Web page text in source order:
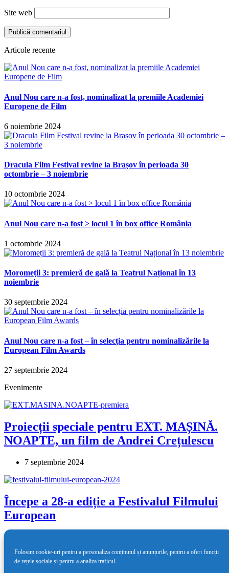
Site web
Articole recente
Anul Nou care n-a fost, nominalizat la premiile Academiei
Europene de Film
6 noiembrie 2024
Dracula Film Festival revine la Brașov în perioada 30
octombrie – 3 noiembrie
10 octombrie 2024
Anul Nou care n-a fost > locul 1 în box office România
1 octombrie 2024
Moromeții 3: premieră de gală la Teatrul Național în 13
noiembrie
30 septembrie 2024
Anul Nou care n-a fost – în selecția pentru nominalizările la
European Film Awards
27 septembrie 2024
Evenimente
Proiecții speciale pentru EXT. MAȘINĂ.
NOAPTE, un film de Andrei Crețulescu
7 septembrie 2024
Începe a 28-a ediție a Festivalul Filmului
European
Folosim cookie-uri pentru a personaliza conținutul și anunțurile, pentru a oferi funcții
de rețele sociale și pentru a analiza traficul.